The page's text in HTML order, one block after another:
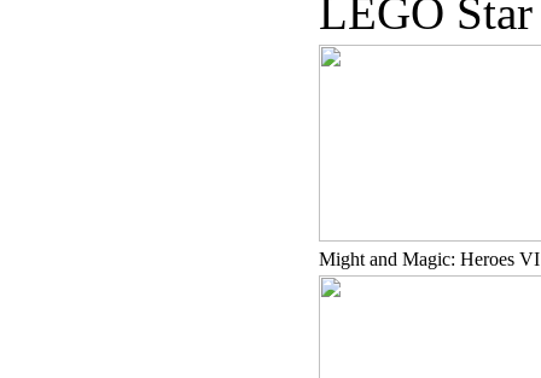
LEGO
Might and Magic: Heroes VI